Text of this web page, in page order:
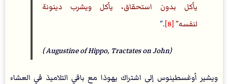
يأكل بدون استحقاق، يأكل ويشرب دينونة
لنفسه [8]
.
(Augustine of Hippo, Tractates on John )
ويشير أوغسطينوس إلى اشتراك يهوذا مع باقي التلاميذ في العشاء